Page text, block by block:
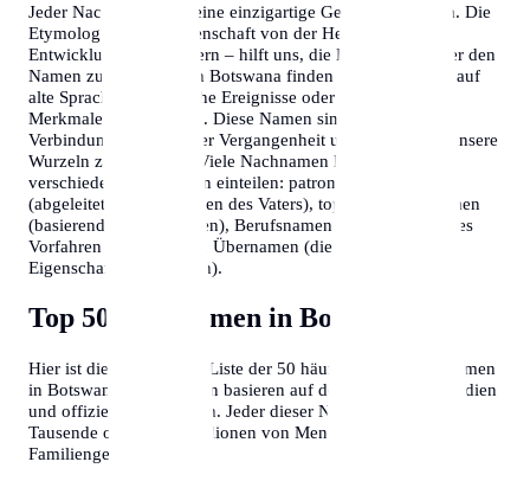
Jeder Nachname trägt eine einzigartige Geschichte in sich. Die
Etymologie – die Wissenschaft von der Herkunft und
Entwicklung von Wörtern – hilft uns, die Bedeutung hinter den
Namen zu verstehen. In Botswana finden wir Namen, die auf
alte Sprachen, historische Ereignisse oder geografische
Merkmale zurückgehen. Diese Namen sind lebendige
Verbindungen zu unserer Vergangenheit und helfen uns, unsere
Wurzeln zu verstehen. Viele Nachnamen lassen sich in
verschiedene Kategorien einteilen: patronymische Namen
(abgeleitet vom Vornamen des Vaters), toponymische Namen
(basierend auf Ortsnamen), Berufsnamen (die den Beruf des
Vorfahren angeben) und Übernamen (die auf persönliche
Eigenschaften hinweisen).
Top 50 Nachnamen in Botswana
Hier ist die vollständige Liste der 50 häufigsten Familiennamen
in Botswana. Diese Daten basieren auf demografischen Studien
und offiziellen Statistiken. Jeder dieser Namen repräsentiert
Tausende oder sogar Millionen von Menschen und ihre
Familiengeschichten.